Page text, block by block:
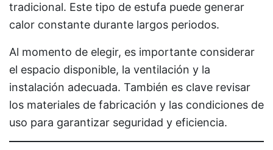
tradicional. Este tipo de estufa puede generar
calor constante durante largos periodos.
Al momento de elegir, es importante considerar
el espacio disponible, la ventilación y la
instalación adecuada. También es clave revisar
los materiales de fabricación y las condiciones de
uso para garantizar seguridad y eficiencia.